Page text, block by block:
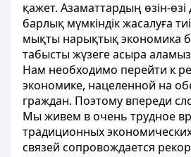
қажет. Азаматтардың өзін-
барлық мүмкіндік жасалуға
мықты нарықтық экономика
табысты жүзеге асыра
Нам необходимо перейти к
экономике, нацеленной на
граждан. Поэтому впереди
Мы живем в очень трудное
традиционных
связей сопровождается